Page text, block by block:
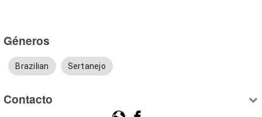
Géneros
Brazilian Sertanejo
Contacto